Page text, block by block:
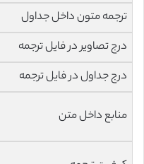
ترجمه متون داخل جداول
درج تصاویر در فایل ترجمه
درج جداول در فایل ترجمه
منابع داخل متن